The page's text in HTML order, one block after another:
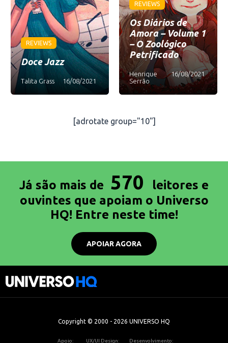
REVIEWS
Doce Jazz
Talita Grass 16/08/2021
REVIEWS
Os Diários de
Amora – Volume 1
– O Zoológico
Petrificado
Henrique
Serrão
16/08/2021
[adrotate group="10"]
Já são mais de 570
leitores e
ouvintes que apoiam o Universo
HQ! Entre neste time!
APOIAR AGORA
Copyright © 2000 - 2026 UNIVERSO HQ
Apoio: UX/UI Design: Desenvolvimento: